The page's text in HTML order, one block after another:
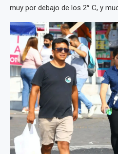
muy por debajo de los 2° C, y